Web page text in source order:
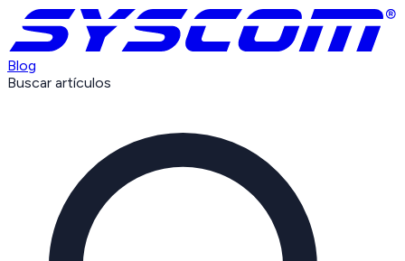
Blog
Buscar artículos